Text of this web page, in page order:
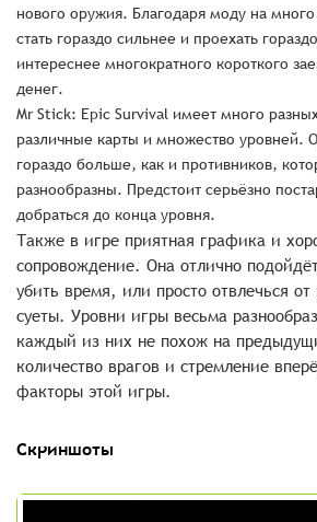
нового оружия. Благодаря моду на
стать гораздо сильнее и проехать
интереснее многократного короткого
денег.
Mr Stick: Epic Survival имеет много
различные карты и множество уровней.
гораздо больше, как и противников,
разнообразны. Предстоит серьёзно
добраться до конца уровня.
Также в игре приятная графика и
сопровождение. Она отлично
убить время, или просто отвлечься от
суеты. Уровни игры весьма
каждый из них не похож на
количество врагов и стремление
факторы этой игры.
Скриншоты